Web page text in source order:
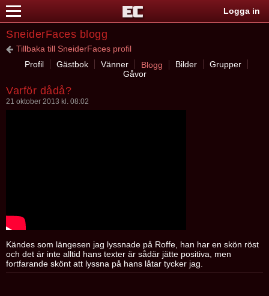
Logga in
SneiderFaces blogg
Tillbaka till SneiderFaces profil
Profil
Gästbok Vänner Blogg Bilder
Grupper
Gåvor
Varför dådå?
21 oktober 2013 kl. 08:02
Kändes som längesen jag lyssnade på Roffe, han har en skön röst
och det är inte alltid hans texter är sådär jätte positiva, men
fortfarande skönt att lyssna på hans låtar tycker jag.